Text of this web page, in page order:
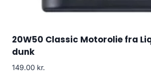
20W50 Classic Motorolie fra
dunk
149.00 kr.